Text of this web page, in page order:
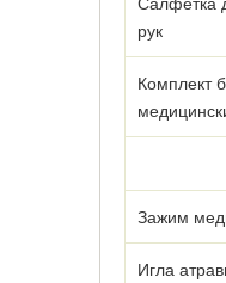
рук
Комплект
Зажим
Игла